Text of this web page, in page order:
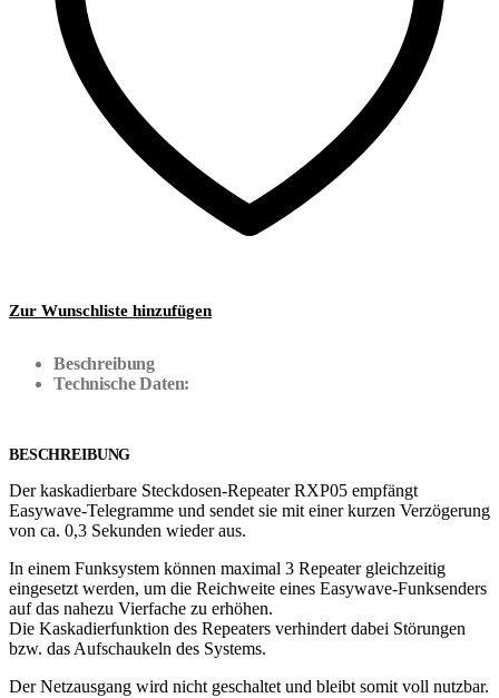
Zur Wunschliste hinzufügen
Beschreibung
Technische Daten:
BESCHREIBUNG
Der kaskadierbare Steckdosen-Repeater RXP05 empfängt
Easywave-Telegramme und sendet sie mit einer kurzen Verzögerung
von ca. 0,3 Sekunden wieder aus.
In einem Funksystem können maximal 3 Repeater gleichzeitig
eingesetzt werden, um die Reichweite eines Easywave-Funksenders
auf das nahezu Vierfache zu erhöhen.
Die Kaskadierfunktion des Repeaters verhindert dabei Störungen
bzw. das Aufschaukeln des Systems.
Der Netzausgang wird nicht geschaltet und bleibt somit voll nutzbar.